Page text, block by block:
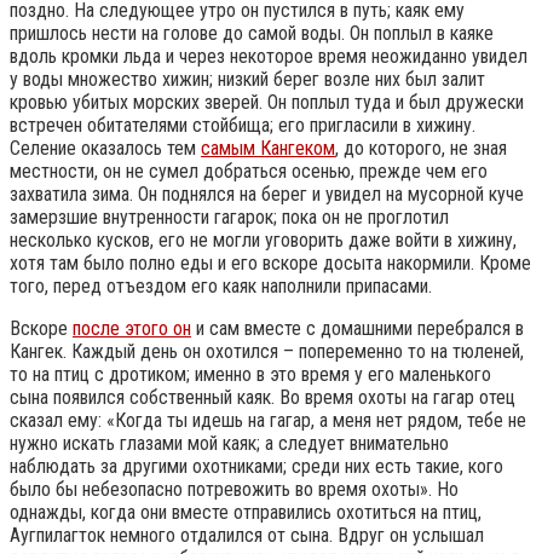
поздно. На следующее утро он пустился в путь; каяк ему
пришлось нести на голове до самой воды. Он поплыл в каяке
вдоль кромки льда и через некоторое время неожиданно увидел
у воды множество хижин; низкий берег возле них был залит
кровью убитых морских зверей. Он поплыл туда и был дружески
встречен обитателями стойбища; его пригласили в хижину.
Селение оказалось тем самым Кангеком, до которого, не зная
местности, он не сумел добраться осенью, прежде чем его
захватила зима. Он поднялся на берег и увидел на мусорной куче
замерзшие внутренности гагарок; пока он не проглотил
несколько кусков, его не могли уговорить даже войти в хижину,
хотя там было полно еды и его вскоре досыта накормили. Кроме
того, перед отъездом его каяк наполнили припасами.
Вскоре после этого он и сам вместе с домашними перебрался в
Кангек. Каждый день он охотился – попеременно то на тюленей,
то на птиц с дротиком; именно в это время у его маленького
сына появился собственный каяк. Во время охоты на гагар отец
сказал ему: «Когда ты идешь на гагар, а меня нет рядом, тебе не
нужно искать глазами мой каяк; а следует внимательно
наблюдать за другими охотниками; среди них есть такие, кого
было бы небезопасно потревожить во время охоты». Но
однажды, когда они вместе отправились охотиться на птиц,
Аугпилагток немного отдалился от сына. Вдруг он услышал